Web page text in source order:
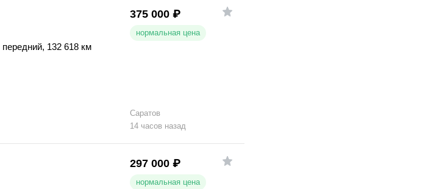
передний, 132 618 км
375 000 ₽
нормальная цена
Саратов
14 часов назад
297 000 ₽
нормальная цена